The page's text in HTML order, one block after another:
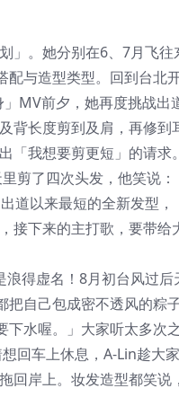
」。她分别在6、7月飞往
配与造型类型。回到台北
MV前夕，她再度挑战出
背长度剪到及肩，再修到
「我想要剪更短」的请求
剪了四次头发，他笑说
道以来最短的全新发型，
接下来的主打歌，要带给
得虚名！8月初台风过后
自己包成密不透风的粽
下水喔。」大家听太多次
回车上休息，A-Lin趁大
回岸上。妆发造型都笑说